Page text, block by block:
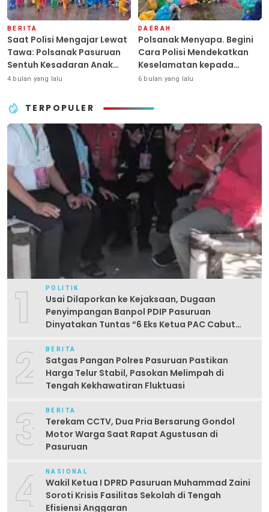
BERITA
Saat Polisi Mengajar Lewat
Tawa: Polsanak Pasuruan
Sentuh Kesadaran Anak
Sejak Dini
4 bulan yang lalu
DAERAH
Polsanak Menyapa. Begini
Cara Polisi Mendekatkan
Keselamatan kepada
Generasi Sejak Usia Dini
6 bulan yang lalu
TERPOPULER
1 POLITIK
Usai Dilaporkan ke Kejaksaan, Dugaan
Penyimpangan Banpol PDIP Pasuruan
Dinyatakan Tuntas “6 Eks Ketua PAC Cabut
2 BERITA
Satgas Pangan Polres Pasuruan Pastikan
Harga Telur Stabil, Pasokan Melimpah di
Tengah Kekhawatiran Fluktuasi
3 BERITA
Terekam CCTV, Dua Pria Bersarung Gondol
Motor Warga Saat Rapat Agustusan di
Pasuruan
4 NASIONAL
Wakil Ketua I DPRD Pasuruan Muhammad Zaini
Soroti Krisis Fasilitas Sekolah di Tengah
Efisiensi Anggaran